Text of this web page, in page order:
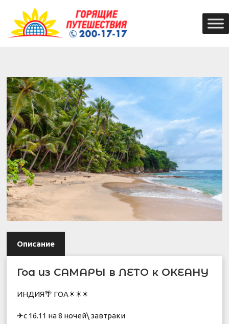
Описание
Гоа из САМАРЫ в ЛЕТО к ОКЕАНУ
ИНДИЯ🌴 ГОА☀☀☀
✈с 16.11 на 8 ночей\ завтраки